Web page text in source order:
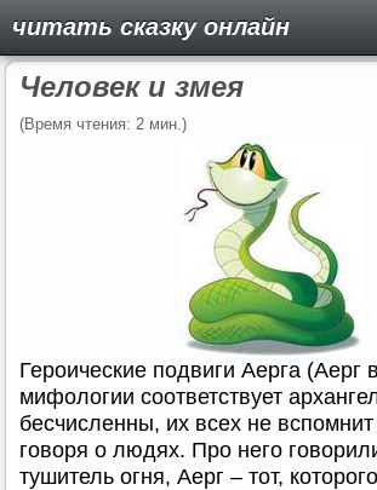
читать сказку онлайн
Человек и змея
(Время чтения: 2 мин.)
Героические подвиги Аерга (Аерг
мифологии соответствует
бесчисленны, их всех не
говоря о людях. Про него
тушитель огня, Аерг – тот,